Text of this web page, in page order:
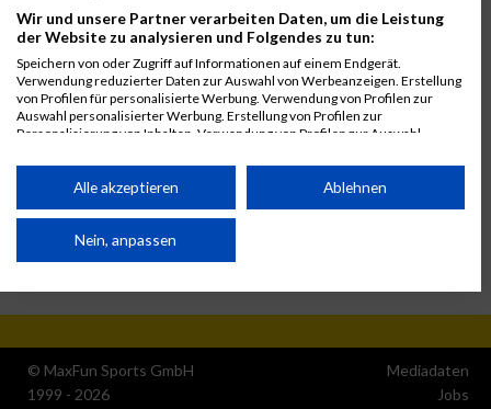
© MaxFun Sports GmbH
1999 - 2026
Mediadaten
Jobs
Wir und unsere Partner verarbeiten Daten, um die Leistung
der Website zu analysieren und Folgendes zu tun:
Speichern von oder Zugriff auf Informationen auf einem Endgerät.
Verwendung reduzierter Daten zur Auswahl von Werbeanzeigen. Erstellung
von Profilen für personalisierte Werbung. Verwendung von Profilen zur
Auswahl personalisierter Werbung. Erstellung von Profilen zur
Personalisierung von Inhalten. Verwendung von Profilen zur Auswahl
Performance von Inhalten. Analyse von Zielgruppen durch Statistiken oder
Kombinationen von Daten aus verschiedenen Quellen. Entwicklung und
von Inhalten.
Daten können außerhalb der Europäischen Union weitergegeben und in die
Wir nutzen Ihre Daten für folgende Zwecke:
IAB-Verarbeitungszwecke:
Alle akzeptieren Ablehnen
Nein, anpassen